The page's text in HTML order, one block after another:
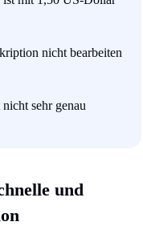
nicht bearbeiten
sehr genau
und